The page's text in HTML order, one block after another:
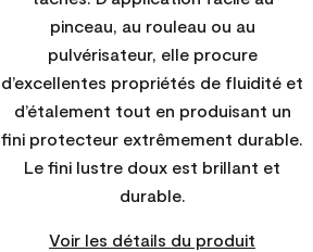
pinceau, au rouleau ou au
pulvérisateur, elle procure
d’excellentes propriétés de fluidité et
d’étalement tout en produisant un
fini protecteur extrêmement durable.
Le fini lustre doux est brillant et
durable.
Voir les détails du produit